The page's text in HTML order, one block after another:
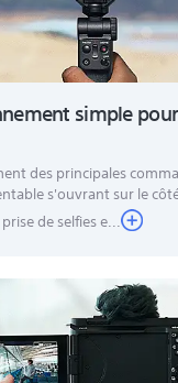
simple
des principales
s'ouvrant sur le
de selfies e...